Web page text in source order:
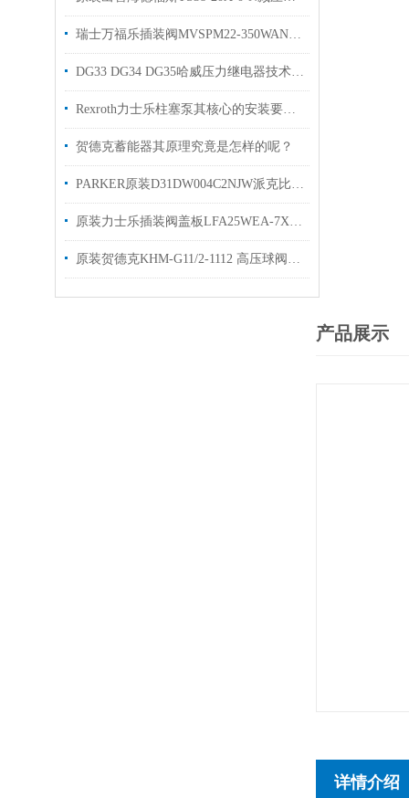
瑞士万福乐插装阀MVSPM22-350WANDFLUH现货MVSPM18-160
DG33 DG34 DG35哈威压力继电器技术参数库存
Rexroth力士乐柱塞泵其核心的安装要点如下
贺德克蓄能器其原理究竟是怎样的呢？
PARKER原装D31DW004C2NJW派克比例阀优势出售
原装力士乐插装阀盖板LFA25WEA-7X R10900912680简介
原装贺德克KHM-G11/2-1112 高压球阀hydac型号齐全
产品展示
详情介绍